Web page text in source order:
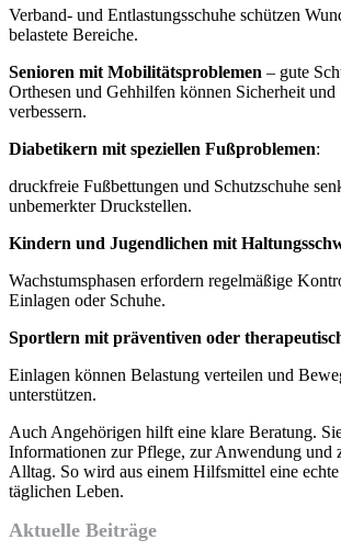
Verband- und Entlastungsschuhe schützen
belastete Bereiche.
Senioren mit Mobilitätsproblemen – gute
Orthesen und Gehhilfen können Sicherheit und
verbessern.
Diabetikern mit speziellen Fußproblemen:
druckfreie Fußbettungen und Schutzschuhe
unbemerkter Druckstellen.
Kindern und Jugendlichen mit
Wachstumsphasen erfordern regelmäßige
Einlagen oder Schuhe.
Sportlern mit präventiven oder
Einlagen können Belastung verteilen und
unterstützen.
Auch Angehörigen hilft eine klare Beratung.
Informationen zur Pflege, zur Anwendung und
Alltag. So wird aus einem Hilfsmittel eine
täglichen Leben.
Aktuelle Beiträge